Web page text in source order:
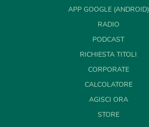
APP GOOGLE (ANDROID)
RADIO
PODCAST
RICHIESTA TITOLI
CORPORATE
CALCOLATORE
AGISCI ORA
STORE